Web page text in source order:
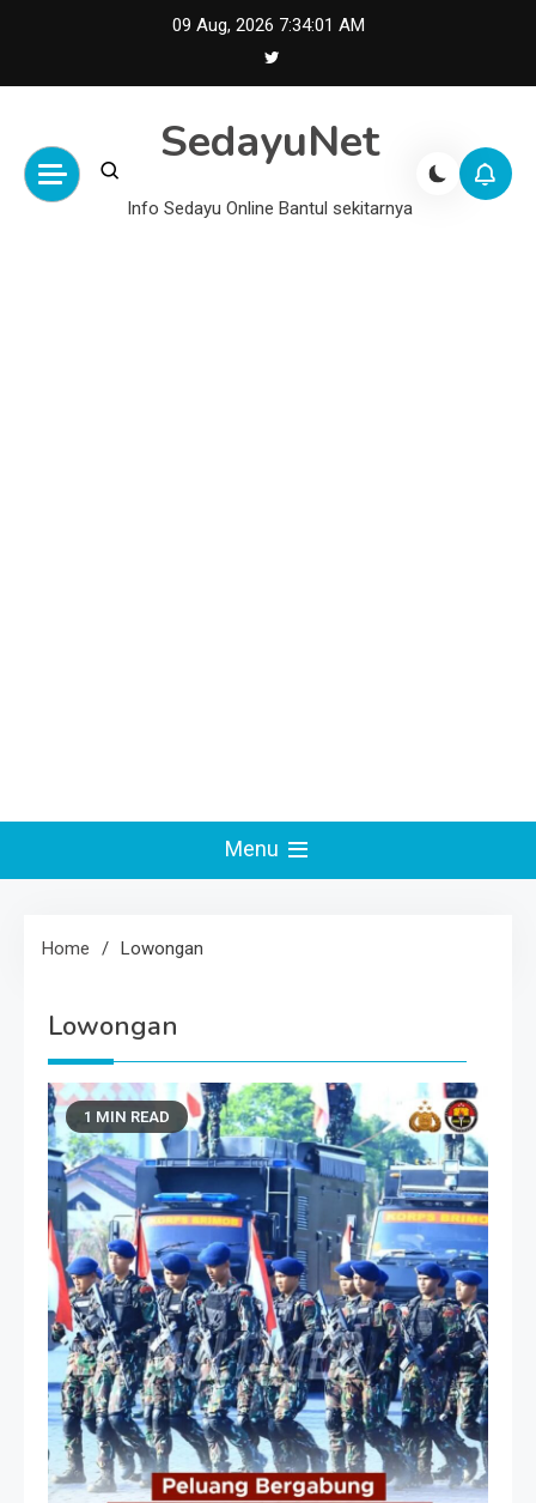
09 Aug, 2026 7:34:02 AM
SedayuNet
Info Sedayu Online Bantul sekitarnya
Menu
Home Lowongan
Lowongan
1 MIN READ